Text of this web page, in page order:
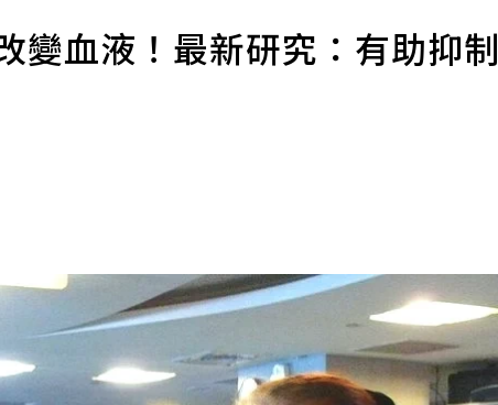
變血液！最新研究：有助抑